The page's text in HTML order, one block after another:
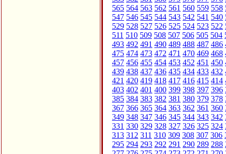
565 564 563 562 561 560 559 558
547 546 545 544 543 542 541 540
529 528 527 526 525 524 523 522
511 510 509 508 507 506 505 504
493 492 491 490 489 488 487 486
475 474 473 472 471 470 469 468
457 456 455 454 453 452 451 450
439 438 437 436 435 434 433 432
421 420 419 418 417 416 415 414
403 402 401 400 399 398 397 396
385 384 383 382 381 380 379 378
367 366 365 364 363 362 361 360
349 348 347 346 345 344 343 342
331 330 329 328 327 326 325 324
313 312 311 310 309 308 307 306
295 294 293 292 291 290 289 288